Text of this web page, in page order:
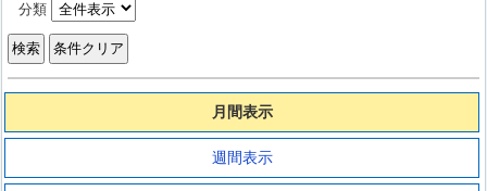
分類
月間表示
週間表示